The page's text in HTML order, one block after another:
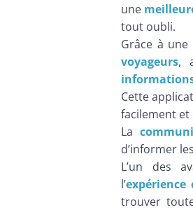
une
tout oubli.
Grâce à
voyageurs,
Cette
facilement
La
d’informer
L’un des
l’expérience
trouver